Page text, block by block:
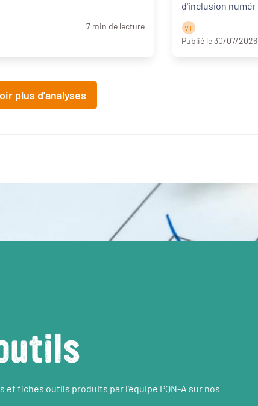
7 min de lecture
V T
Publié le 30/07/2026
plus d'analyses
fiches outils produits par l’équipe PQN-A sur nos